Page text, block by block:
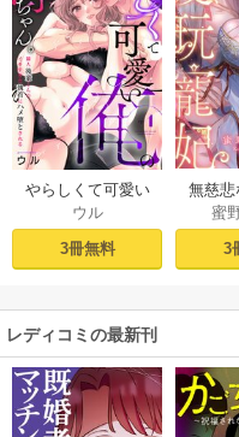
やらしくて可愛い
俺の凛ちゃん。～
隣人後輩くんのイ
キすぎた執着にハ
ウル
3冊無料
無慈悲
玩寵
快楽
乱
蜜
3
レディコミの最新刊